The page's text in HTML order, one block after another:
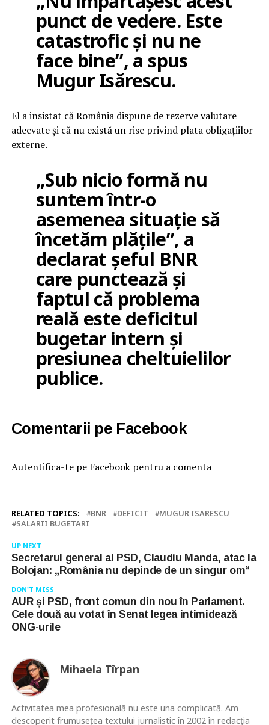
punct de vedere. Este
catastrofic și nu ne
face bine”, a spus
Mugur Isărescu.
El a insistat că România dispune de rezerve valutare
adecvate și că nu există un risc privind plata obligațiilor
externe.
„Sub nicio formă nu
suntem într-o
asemenea situație să
încetăm plățile”, a
declarat șeful BNR
care punctează și
faptul că problema
reală este deficitul
bugetar intern și
presiunea cheltuielilor
publice.
Comentarii pe Facebook
Autentifica-te pe Facebook pentru a comenta
RELATED TOPICS: BNR DEFICIT
MUGUR ISARESCU
SALARII BUGETARI
UP NEXT
Secretarul general al PSD, Claudiu Manda, atac la
Bolojan: „România nu depinde de un singur om“
DON'T MISS
AUR și PSD, front comun din nou în Parlament.
Cele două au votat în Senat legea intimidează
ONG-urile
Mihaela Tîrpan
Activitatea mea profesională nu este una complicată. Am
descoperit frumusețea textului jurnalistic în 2002 în redacția